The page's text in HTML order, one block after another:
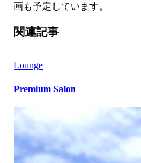
画も予定しています。
関連記事
Lounge
Premium Salon